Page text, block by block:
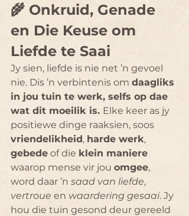
🌾 Onkruid, Genade
en Die Keuse om
Liefde te Saai
Jy sien, liefde is nie net ’n gevoel
nie. Dis ’n verbintenis om daagliks
in jou tuin te werk, selfs op dae
wat dit moeilik is. Elke keer as jy
positiewe dinge raaksien, soos
vriendelikheid, harde werk,
gebede of die klein maniere
waarop mense vir jou omgee,
word daar ’n saad van liefde,
vertroue en waardering gesaai. Jy
hou die tuin gesond deur gereeld